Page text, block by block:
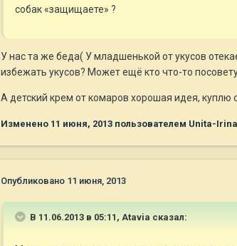
собак «защищаете» ?
У нас та же беда( У младшенькой от укусов
избежать укусов? Может ещё кто что-то
А детский крем от комаров хорошая идея, куплю
Изменено 11 июня, 2013 пользователем Unita-
Опубликовано 11 июня, 2013
В 11.06.2013 в 05:11, Atavia сказал: